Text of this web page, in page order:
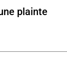
plainte